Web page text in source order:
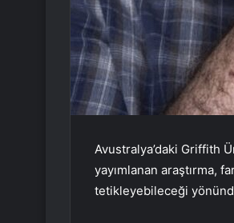
Avustralya’daki Griffith
yayımlanan araştırma,
tetikleyebileceği